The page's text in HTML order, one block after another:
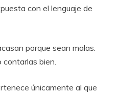
con el lenguaje de
porque sean malas.
bien.
únicamente al que